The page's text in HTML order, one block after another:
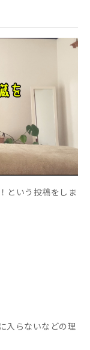
という投稿をしま
入らないなどの理